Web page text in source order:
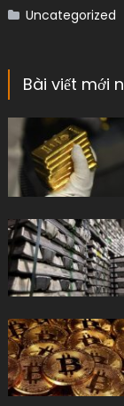
Uncategorized
Bài viết mới